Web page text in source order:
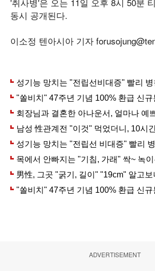
동시 공개된다.
이소정 텐아시아 기자
ADVERTISEMENT